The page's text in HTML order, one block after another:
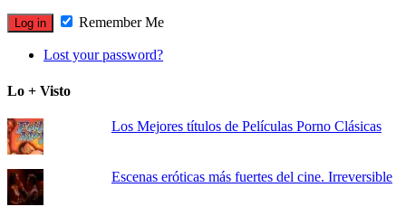
Remember Me
Lost your password?
Lo + Visto
Los Mejores títulos de Películas Porno Clásicas
Escenas eróticas más fuertes del cine. Irreversible